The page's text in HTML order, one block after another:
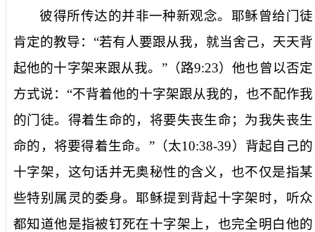
彼得所传达的并非一种新观念。耶稣曾给门徒
肯定的教导：“若有人要跟从我，就当舍己，天天背
起他的十字架来跟从我。 ”（路9:23）他也曾以否定
方式说：“不背着他的十字架跟从我的，也不配作我
的门徒。得着生命的，将要失丧生命；为我失丧生
命的，将要得着生命。 ”（太10:38-39）背起自己的
十字架，这句话并无奥秘性的含义，也不仅是指某
些特别属灵的委身。耶稣提到背起十字架时，听众
都知道他是指被钉死在十字架上，也完全明白他的